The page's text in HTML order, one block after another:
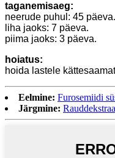
taganemisaeg:
neerude puhul: 45 päeva.
liha jaoks: 7 päeva.
piima jaoks: 3 päeva.
hoiatus:
hoida lastele
Eelmine: Furosemiidi
Järgmine: